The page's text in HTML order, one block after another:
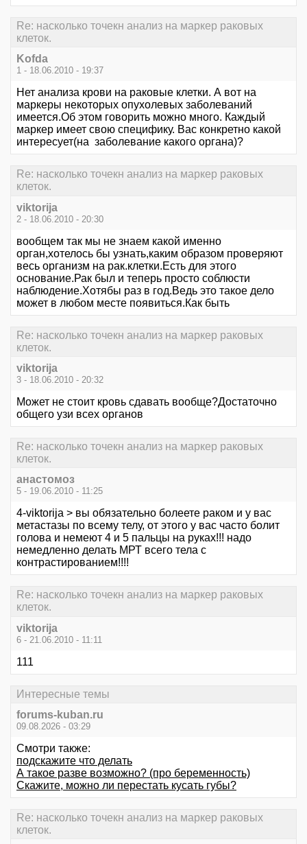
Re: насколько точекн анализ на маркер раковых
клеток.
Kofda
1 - 18.06.2010 - 19:37
Нет анализа крови на раковые клетки. А вот на
маркеры некоторых опухолевых заболеваний
имеется.Об этом говорить можно много. Каждый
маркер имеет свою специфику. Вас конкретно какой
интересует(на заболевание какого органа)?
Re: насколько точекн анализ на маркер раковых
клеток.
viktorija
2 - 18.06.2010 - 20:30
вообщем так мы не знаем какой именно
орган,хотелось бы узнать,каким образом проверяют
весь организм на рак.клетки.Есть для этого
основание.Рак был и теперь просто соблюсти
наблюдение.Хотябы раз в год.Ведь это такое дело
может в любом месте появиться.Как быть
Re: насколько точекн анализ на маркер раковых
клеток.
viktorija
3 - 18.06.2010 - 20:32
Может не стоит кровь сдавать вообще?Достаточно
общего узи всех органов
Re: насколько точекн анализ на маркер раковых
клеток.
анастомоз
5 - 19.06.2010 - 11:25
4-viktorija > вы обязательно болеете раком и у вас
метастазы по всему телу, от этого у вас часто болит
голова и немеют 4 и 5 пальцы на руках!!! надо
немедленно делать МРТ всего тела с
контрастированием!!!!
Re: насколько точекн анализ на маркер раковых
клеток.
viktorija
6 - 21.06.2010 - 11:11
111
Интересные темы
forums-kuban.ru
09.08.2026 - 03:29
Смотри также:
подскажите что делать
А такое разве возможно? (про беременность)
Скажите, можно ли перестать кусать губы?
Re: насколько точекн анализ на маркер раковых
клеток.